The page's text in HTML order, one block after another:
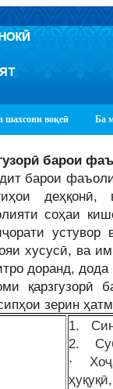
шахсони воқеӣ Ба
ӣбарои
барои
соҳаи
хусусӣ, ва
доранд,
қарзгузорӣ
зерин
1.
2.
·